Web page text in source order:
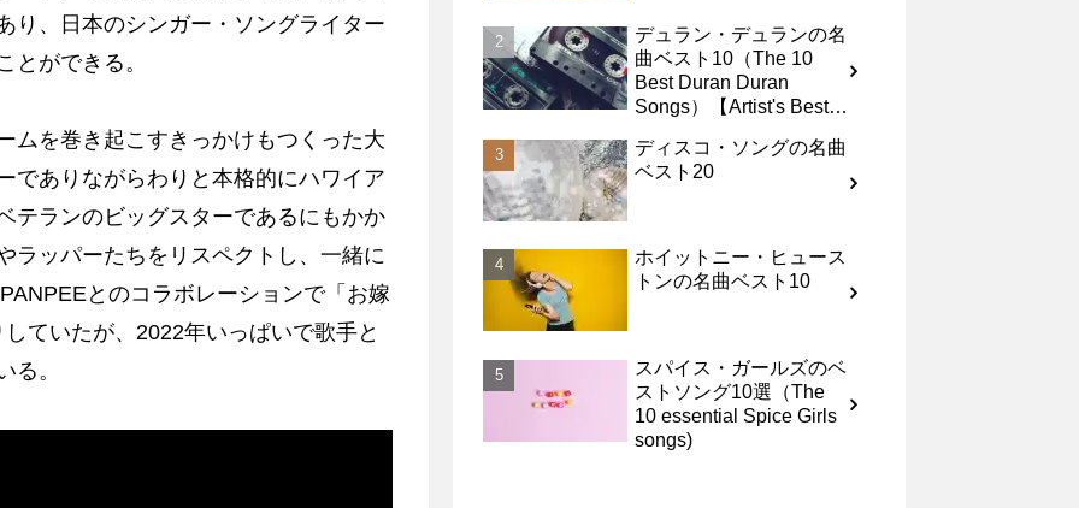
り、日本のシンガー・ソングライター
とができる。
ムを巻き起こすきっかけもつくった大
でありながらわりと本格的にハワイア
テランのビッグスターであるにもかか
ラッパーたちをリスペクトし、一緒に
とのコラボレーションで「お嫁
ていたが、2022年いっぱいで歌手と
る。
デュラン・デュランの名
曲ベスト10（The 10
Best Duran Duran
Songs）【Artist's Best
ディスコ・ソングの名曲
ベスト20
ホイットニー・ヒュース
トンの名曲ベスト10
スパイス・ガールズのベ
ストソング10選（The
10 essential Spice Girls
songs)